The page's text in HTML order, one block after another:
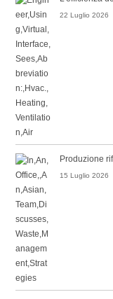
22 Luglio 2026
Produzione
15 Luglio 2026